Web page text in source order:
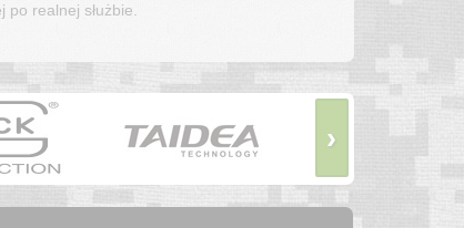
po realnej służbie.
›